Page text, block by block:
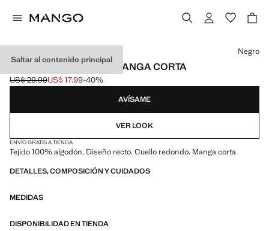
Saltar al contenido principal
CAMISETA ALGODÓN MANGA CORTA
Precio inicial tachado [US$ 29.99 ]
US$ 29.99
Precio actual [US$ 17.99 ]
US$ 17.99-40%
Selecciona un color
Negro
AVÍSAME
VER LOOK
ENVÍO GRATIS A TIENDA
Tejido 100% algodón. Diseño recto. Cuello redondo. Manga corta
DETALLES, COMPOSICIÓN Y CUIDADOS
MEDIDAS
DISPONIBILIDAD EN TIENDA